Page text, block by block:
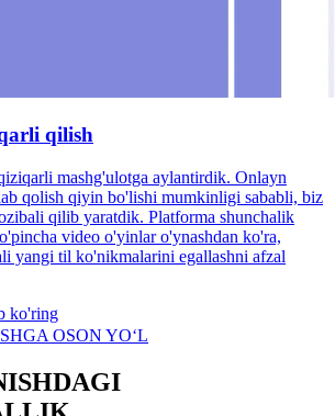
qilish
mashg'ulotga aylantirdik. Onlayn
qolish qiyin bo'lishi mumkinligi sababli, biz
qilib yaratdik. Platforma shunchalik
video o'yinlar o'ynashdan ko'ra,
yangi til ko'nikmalarini egallashni afzal
ko'ring
OSON YO‘L